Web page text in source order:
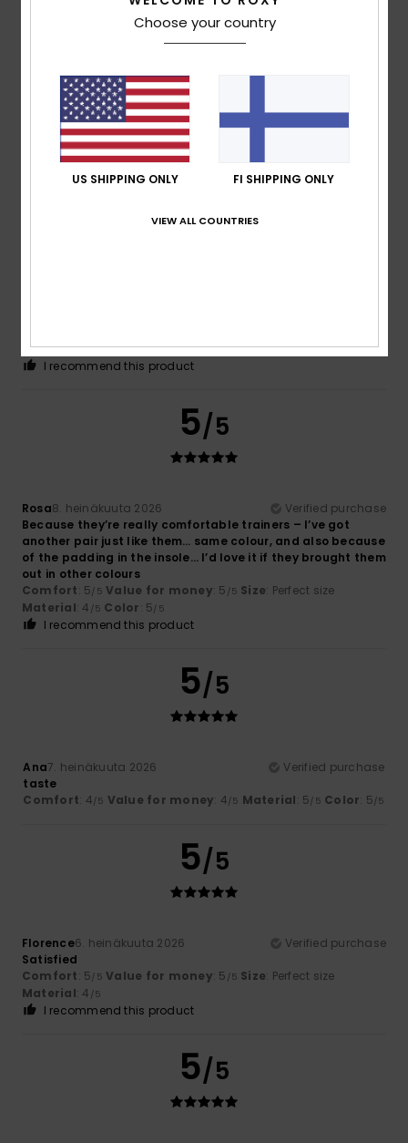
/5
9. heinäkuuta 2026
Comfort
Comfort: 5/5 Value for money
Color: 5/5
I recommend this product
5/5
/5 Color: 5/5
I recommend this product
5/5
Rosa8. heinäkuuta 2026
Verified purchase
Because they’re really comfortable trainers – I’ve got
another pair just like them… same colour, and also because
of the padding in the insole… I’d love it if they brought them
out in other colours
Comfort: 5/5 Value for money: 5 /5 Size: Perfect size
Material: 4 /5 Color: 5/5
I recommend this product
5/5
Ana7. heinäkuuta 2026
Verified purchase
taste
Comfort: 4/5 Value for money: 4/5 Material: 5/5 Color: 5/5
5/5
Florence6. heinäkuuta 2026
Verified purchase
Satisfied
Comfort: 5/5 Value for money: 5 /5 Size: Perfect size
Material: 4 /5
I recommend this product
5/5
Choose your country
US SHIPPING ONLY FI SHIPPING ONLY
VIEW ALL COUNTRIES